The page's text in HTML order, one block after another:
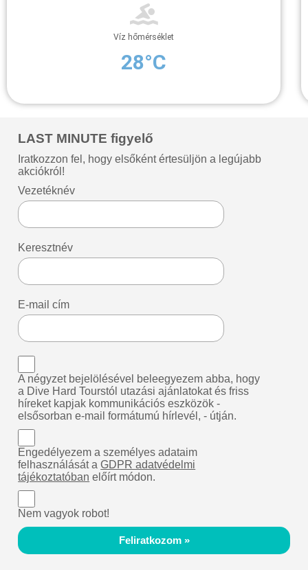
Víz hőmérséklet
28°C
LAST MINUTE figyelő
Iratkozzon fel, hogy elsőként értesüljön a legújabb
akciókról!
Vezetéknév
Keresztnév
E-mail cím
A négyzet bejelölésével beleegyezem abba, hogy
a Dive Hard Tourstól utazási ajánlatokat és friss
híreket kapjak kommunikációs eszközök -
elsősorban e-mail formátumú hírlevél, - útján.
Engedélyezem a személyes adataim
felhasználását aGDPR adatvédelmi
tájékoztatóban előírt módon.
Nem vagyok robot!
Feliratkozom »